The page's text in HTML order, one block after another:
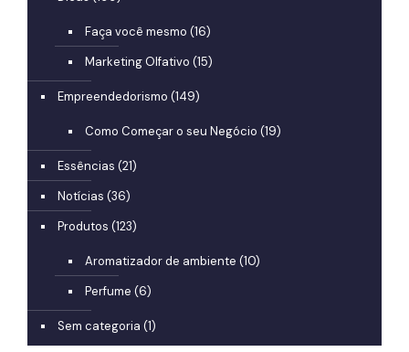
Faça você mesmo (16)
Marketing Olfativo (15)
Empreendedorismo (149)
Como Começar o seu Negócio (19)
Essências (21)
Notícias (36)
Produtos (123)
Aromatizador de ambiente (10)
Perfume (6)
Sem categoria (1)